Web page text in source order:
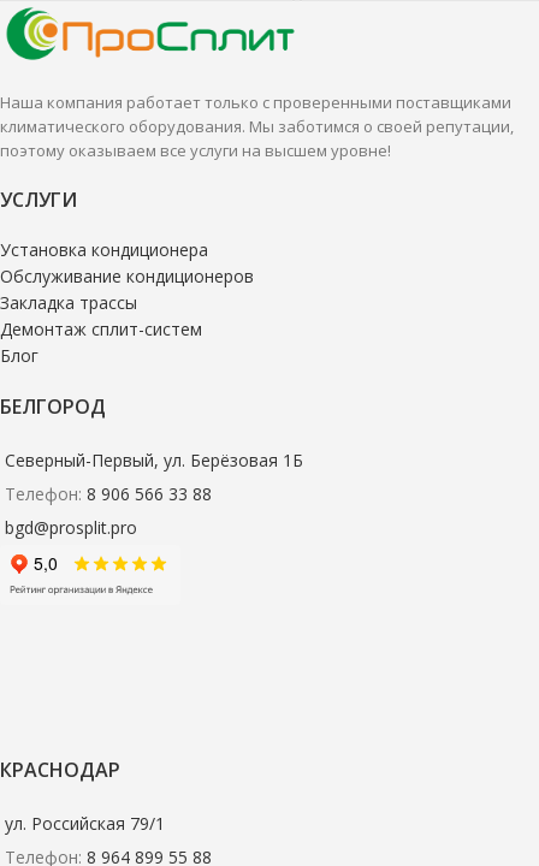
качеством и надежностью.
Наша компания работает только с проверенными поставщиками
климатического оборудования. Мы заботимся о своей репутации,
поэтому оказываем все услуги на высшем уровне!
УСЛУГИ
Установка кондиционера
Обслуживание кондиционеров
Закладка трассы
Демонтаж сплит-систем
Блог
БЕЛГОРОД
Северный-Первый, ул. Берёзовая 1Б
Телефон: 8 906 566 33 88
bgd@prosplit.pro
КРАСНОДАР
ул. Российская 79/1
Телефон: 8 964 899 55 88